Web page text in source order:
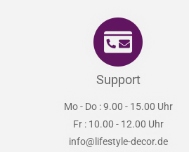
Support
Mo - Do : 9.00 - 15.00 Uhr
Fr : 10.00 - 12.00 Uhr
info@lifestyle-decor.de